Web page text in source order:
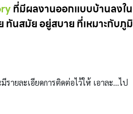
ที่มีผลงานออกแบบบ้านลงใน
ทันสมัย อยู่สบาย ที่เหมาะกับภูมิ
ายละเอียดการติดต่อไว้ให้ เอาละ…ไป